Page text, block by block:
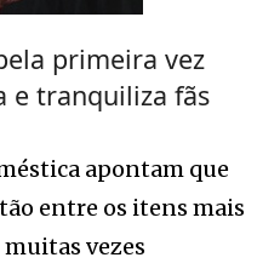
primeira vez
e tranquiliza fãs
apontam que
entre os itens mais
vezes